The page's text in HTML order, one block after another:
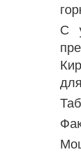
С